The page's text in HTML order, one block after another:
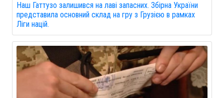
Наш Гаттузо залишився на лаві запасних. Збірна України
представила основний склад на гру з Грузією в рамках
Ліги націй.